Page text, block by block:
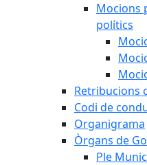
Mocions
polítics
Retribucions
Codi de
Organigrama
Òrgans de
Ple